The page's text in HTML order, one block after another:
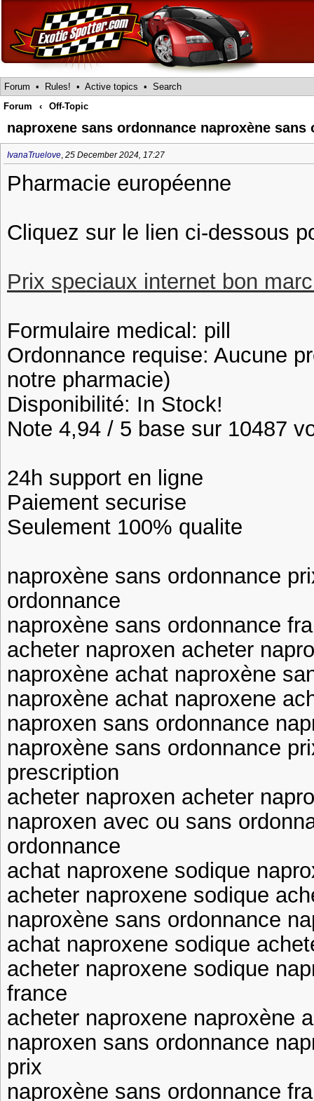
Forum • Rules! • Active topics • Search
Forum
‹ Off-Topic
naproxene sans ordonnance naproxène sans
IvanaTruelove, 25 December 2024, 17:27
Pharmacie européenne
Cliquez sur le lien ci-dessous
Prix speciaux internet bon
Formulaire medical: pill
Ordonnance requise: Aucune
notre pharmacie)
Disponibilité: In Stock!
Note 4,94 / 5 base sur 10487
24h support en ligne
Paiement securise
Seulement 100% qualite
naproxène sans ordonnance
ordonnance
naproxène sans ordonnance
acheter naproxen acheter
naproxène achat naproxène
naproxène achat naproxene
naproxen sans ordonnance
naproxène sans ordonnance
prescription
acheter naproxen acheter
naproxen avec ou sans
ordonnance
achat naproxene sodique
acheter naproxene sodique
naproxène sans ordonnance
achat naproxene sodique
acheter naproxene sodique
france
acheter naproxene naproxène
naproxen sans ordonnance
prix
naproxène sans ordonnance